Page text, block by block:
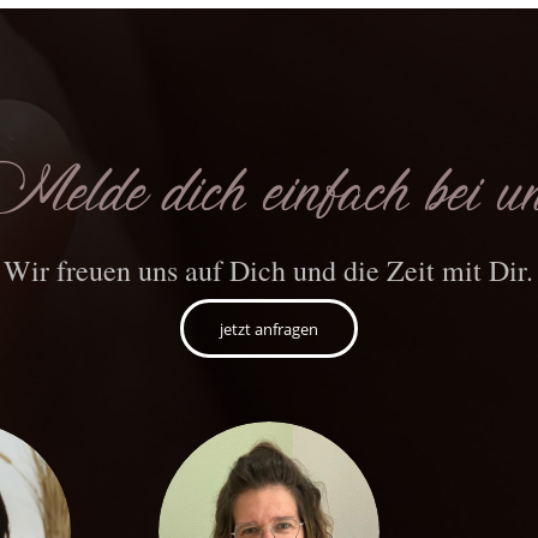
dich einfach bei
Wir freuen uns auf Dich und die Zeit mit Dir.
jetzt anfragen